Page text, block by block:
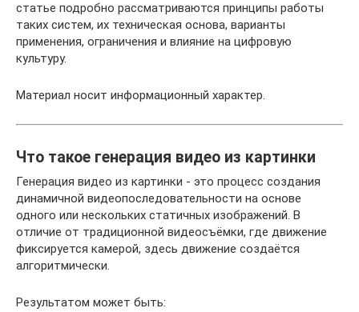
статье подробно рассматриваются принципы работы
таких систем, их техническая основа, варианты
применения, ограничения и влияние на цифровую
культуру.
Материал носит информационный характер.
Что такое генерация видео из картинки
Генерация видео из картинки - это процесс создания
динамичной видеопоследовательности на основе
одного или нескольких статичных изображений. В
отличие от традиционной видеосъёмки, где движение
фиксируется камерой, здесь движение создаётся
алгоритмически.
Результатом может быть: